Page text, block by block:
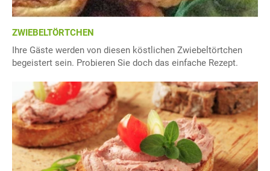
ZWIEBELTÖRTCHEN
Ihre Gäste werden von diesen köstlichen Zwiebeltörtchen
begeistert sein. Probieren Sie doch das einfache Rezept.